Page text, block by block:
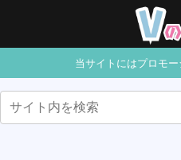
当サイトにはプロモー